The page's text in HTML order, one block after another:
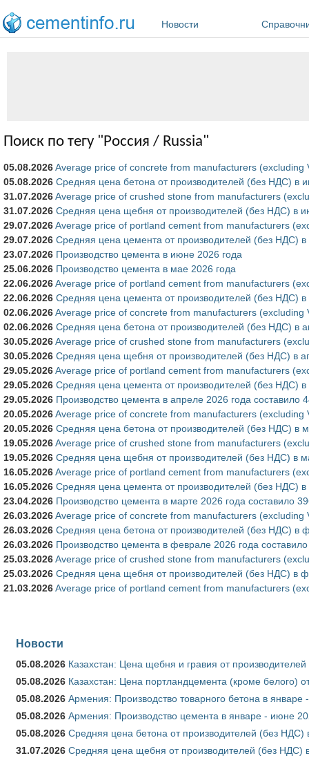
Новости
Поиск по тегу "Россия / Russia"
05.08.2026Average price of concrete from manufacturers (excluding
05.08.2026 Средняя цена бетона от производителей (без НДС) в
31.07.2026Average price of crushed stone from manufacturers
31.07.2026 Средняя цена щебня от производителей (без НДС) в
29.07.2026Average price of portland cement from manufacturers
29.07.2026 Средняя цена цемента от производителей (без НДС)
23.07.2026 Производство цемента в июне 2026 года
25.06.2026 Производство цемента в мае 2026 года
22.06.2026Average price of portland cement from manufacturers
22.06.2026 Средняя цена цемента от производителей (без НДС)
02.06.2026Average price of concrete from manufacturers (excluding
02.06.2026 Средняя цена бетона от производителей (без НДС) в
30.05.2026Average price of crushed stone from manufacturers
30.05.2026 Средняя цена щебня от производителей (без НДС) в
29.05.2026Average price of portland cement from manufacturers
29.05.2026 Средняя цена цемента от производителей (без НДС) в
29.05.2026 Производство цемента в апреле 2026 года составило
20.05.2026Average price of concrete from manufacturers (excluding
20.05.2026 Средняя цена бетона от производителей (без НДС) в
19.05.2026Average price of crushed stone from manufacturers
19.05.2026 Средняя цена щебня от производителей (без НДС) в
16.05.2026Average price of portland cement from manufacturers
16.05.2026 Средняя цена цемента от производителей (без НДС) в
23.04.2026 Производство цемента в марте 2026 года составило
26.03.2026Average price of concrete from manufacturers (excluding
26.03.2026 Средняя цена бетона от производителей (без НДС) в
26.03.2026 Производство цемента в феврале 2026 года
25.03.2026Average price of crushed stone from manufacturers
25.03.2026 Средняя цена щебня от производителей (без НДС) в
21.03.2026Average price of portland cement from manufacturers
Новости
05.08.2026 Казахстан: Цена щебня и гравия от
05.08.2026 Казахстан: Цена портландцемента (кроме белого)
05.08.2026 Армения: Производство товарного бетона в январе
05.08.2026 Армения: Производство цемента в январе - июне
05.08.2026 Средняя цена бетона от производителей (без НДС)
31.07.2026 Средняя цена щебня от производителей (без НДС)